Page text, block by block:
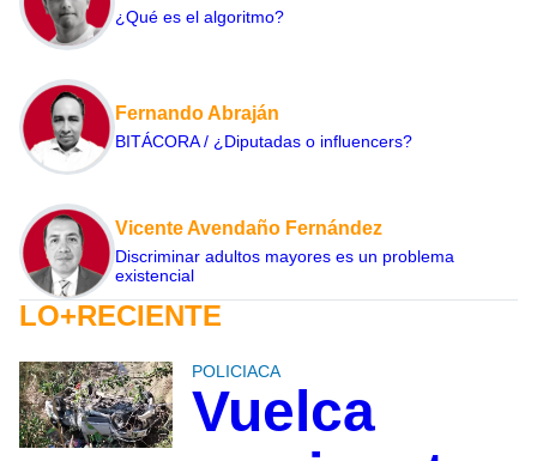
¿Qué es el algoritmo?
Fernando Abraján
BITÁCORA / ¿Diputadas o influencers?
Vicente Avendaño Fernández
Discriminar adultos mayores es un problema
existencial
LO+RECIENTE
POLICIACA
Vuelca